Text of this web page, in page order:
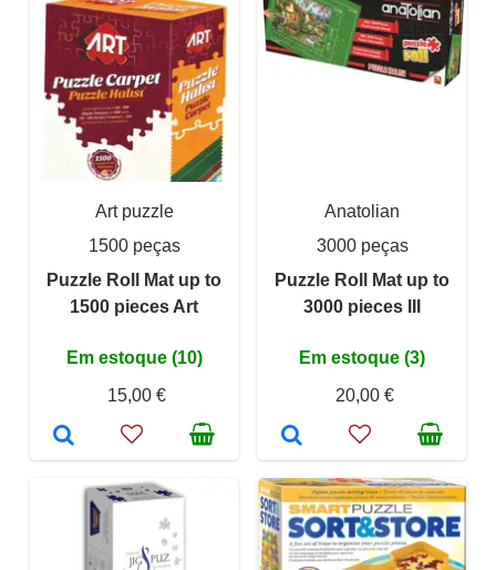
Art puzzle
1500 peças
Puzzle Roll Mat up to
1500 pieces Art
Em estoque (10)
15,00 €
Anatolian
3000 peças
Puzzle Roll Mat up to
3000 pieces III
Em estoque (3)
20,00 €